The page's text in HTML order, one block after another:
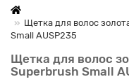
Щетка для волос
Small AUSP235
Щетка для волос
Superbrush Small